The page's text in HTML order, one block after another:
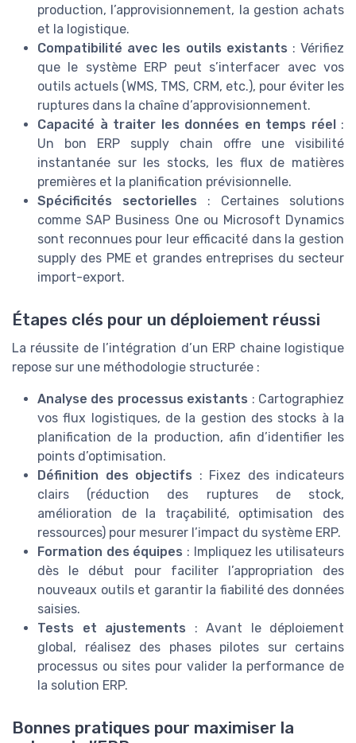
production, l’approvisionnement, la gestion achats
et la logistique.
Compatibilité avec les outils existants : Vérifiez
que le système ERP peut s’interfacer avec vos
outils actuels (WMS, TMS, CRM, etc.), pour éviter les
ruptures dans la chaîne d’approvisionnement.
Capacité à traiter les données en temps réel:
Un bon ERP supply chain offre une visibilité
instantanée sur les stocks, les flux de matières
premières et la planification prévisionnelle.
Spécificités sectorielles : Certaines solutions
comme SAP Business One ou Microsoft Dynamics
sont reconnues pour leur efficacité dans la gestion
supply des PME et grandes entreprises du secteur
import-export.
Étapes clés pour un déploiement réussi
La réussite de l’intégration d’un ERP chaine logistique
repose sur une méthodologie structurée :
Analyse des processus existants : Cartographiez
vos flux logistiques, de la gestion des stocks à la
planification de la production, afin d’identifier les
points d’optimisation.
Définition des objectifs : Fixez des indicateurs
clairs (réduction des ruptures de stock,
amélioration de la traçabilité, optimisation des
ressources) pour mesurer l’impact du système ERP.
Formation des équipes : Impliquez les utilisateurs
dès le début pour faciliter l’appropriation des
nouveaux outils et garantir la fiabilité des données
saisies.
Tests et ajustements : Avant le déploiement
global, réalisez des phases pilotes sur certains
processus ou sites pour valider la performance de
la solution ERP.
Bonnes pratiques pour maximiser la